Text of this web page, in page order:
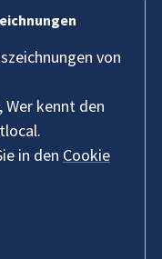
von
Wer kennt den
in den Cookie